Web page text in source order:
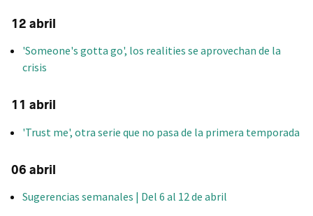
12 abril
'Someone's gotta go', los realities se aprovechan de la
crisis
11 abril
'Trust me', otra serie que no pasa de la primera temporada
06 abril
Sugerencias semanales | Del 6 al 12 de abril